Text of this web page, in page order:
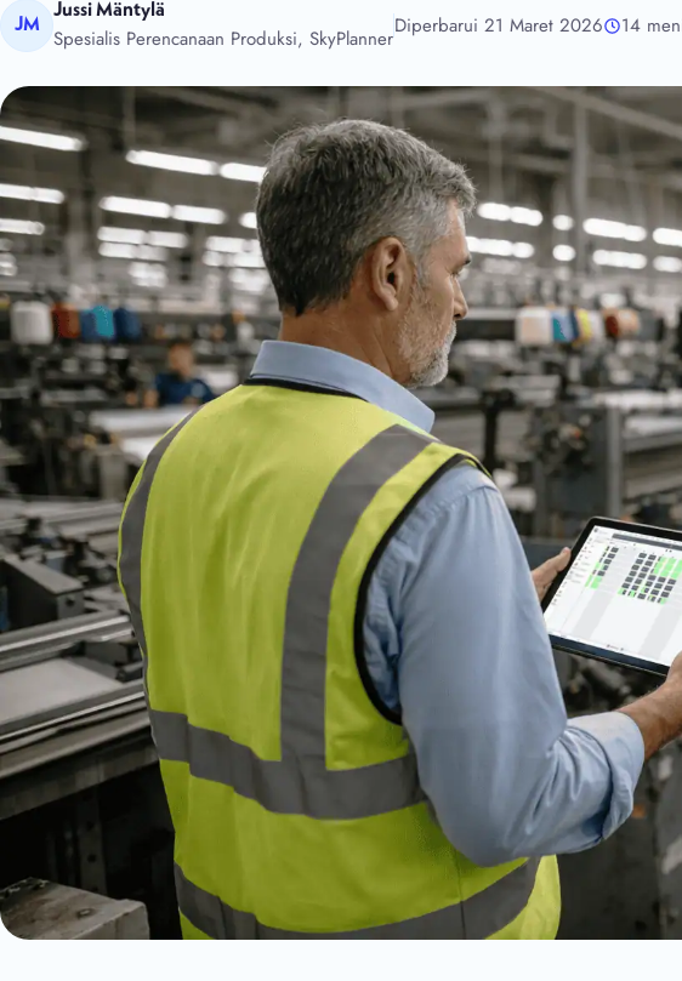
JM
Jussi Mäntylä
Spesialis Perencanaan Produksi, SkyPlannerDiperbarui 21 Maret 2026 14